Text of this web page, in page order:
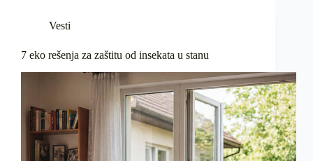
Vesti
7 eko rešenja za zaštitu od insekata u stanu